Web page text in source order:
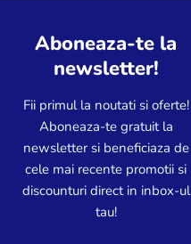
Aboneaza-te la
newsletter!
Fii primul la noutati si oferte!
Aboneaza-te gratuit la
newsletter si beneficiaza de
cele mai recente promotii si
discounturi direct in inbox-ul
tau!